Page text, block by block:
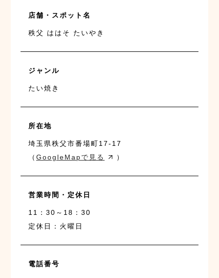
店舗・スポット名
秩父 ははそ たいやき
ジャンル
たい焼き
所在地
埼玉県秩父市番場町17-17
（ GoogleMapで見る ）
営業時間・定休日
11：30～18：30
定休日：火曜日
電話番号